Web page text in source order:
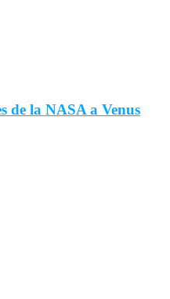
de la NASA a Venus